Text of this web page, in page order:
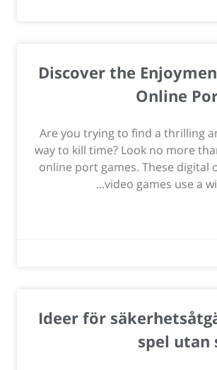
Discover the
Online
Are you trying to find a thrilling
way to kill time? Look no more
online port games. These digital
video games use a
Ideer för
spel utan